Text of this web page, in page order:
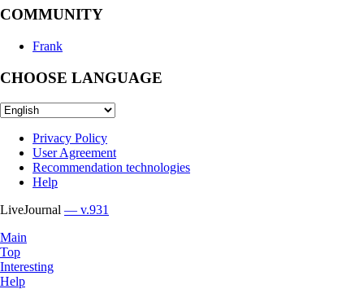
COMMUNITY
Frank
CHOOSE LANGUAGE
Privacy Policy
User Agreement
Recommendation technologies
Help
LiveJournal — v.931
Main
Top
Interesting
Help